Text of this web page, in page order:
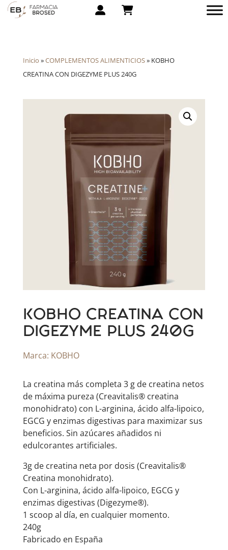
Inicio »COMPLEMENTOS ALIMENTICIOS» KOBHO
CREATINA CON DIGEZYME PLUS 240G
KOBHO CREATINA CON
DIGEZYME PLUS 240G
Marca: KOBHO
La creatina más completa 3 g de creatina netos
de máxima pureza (Creavitalis® creatina
monohidrato) con L-arginina, ácido alfa-lipoico,
EGCG y enzimas digestivas para maximizar sus
beneficios. Sin azúcares añadidos ni
edulcorantes artificiales.
3g de creatina neta por dosis (Creavitalis®
Creatina monohidrato).
Con L-arginina, ácido alfa-lipoico, EGCG y
enzimas digestivas (Digezyme®).
1 scoop al día, en cualquier momento.
240g
Fabricado en España